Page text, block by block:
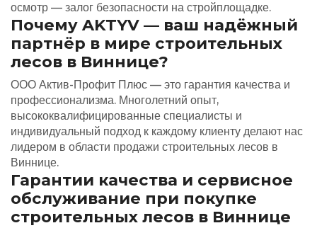
осмотр — залог безопасности на стройплощадке.
Почему AKTYV — ваш надёжный
партнёр в мире строительных
лесов в Виннице?
ООО Актив-Профит Плюс — это гарантия качества и
профессионализма. Многолетний опыт,
высококвалифицированные специалисты и
индивидуальный подход к каждому клиенту делают нас
лидером в области продажи строительных лесов в
Виннице.
Гарантии качества и сервисное
обслуживание при покупке
строительных лесов в Виннице